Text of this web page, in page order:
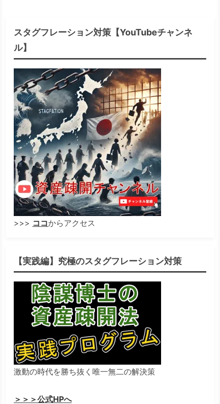
スタグフレーション対策【YouTubeチャンネ
ル】
>>> ココからアクセス
【実践編】究極のスタグフレーション対策
激動の時代を勝ち抜く唯一無二の解決策
＞＞＞公式HPへ